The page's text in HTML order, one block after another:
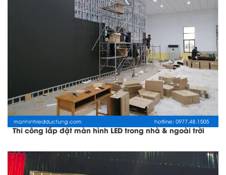
Thi công lắp đặt màn hình LED trong nhà & ngoài trời